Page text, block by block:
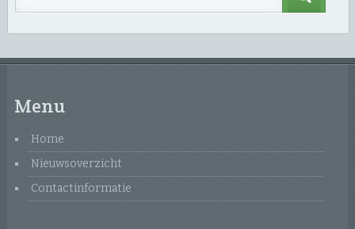
Menu
Home
Nieuwsoverzicht
Contactinformatie